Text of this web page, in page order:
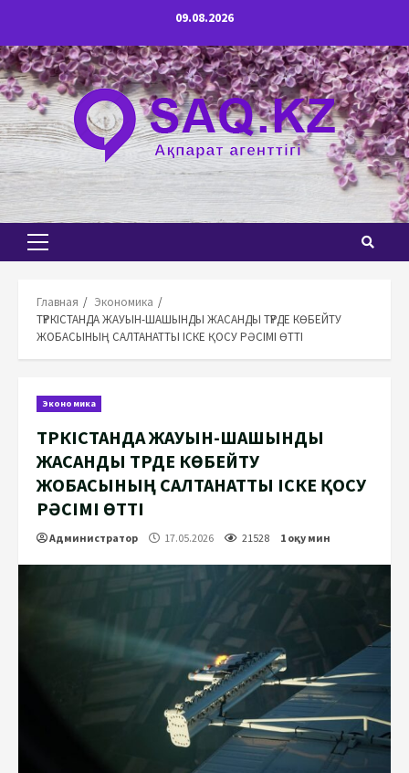
содержимому
09.08.2026
Основное
Главная
Экономика
ТҮРКІСТАНДА ЖАУЫН-ШАШЫНДЫ ЖАСАНДЫ ТҮРДЕ КӨБЕЙТУ
ЖОБАСЫНЫҢ САЛТАНАТТЫ ІСКЕ ҚОСУ РӘСІМІ ӨТТІ
Экономика
ТҮРКІСТАНДА ЖАУЫН-ШАШЫНДЫ
ЖАСАНДЫ ТҮРДЕ КӨБЕЙТУ
ЖОБАСЫНЫҢ САЛТАНАТТЫ ІСКЕ ҚОСУ
РӘСІМІ ӨТТІ
Администратор 17.05.2026 21528 1 оқу мин